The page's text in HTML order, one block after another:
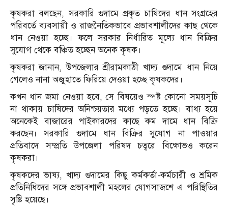
কৃষকরা বলছেন, সরকারি গুদামে প্রকৃত চাষিদের ধান সংগ্রহের
পরিবর্তে ব্যবসায়ী ও রাজনৈতিকভাবে প্রভাবশালীদের কাছ থেকে
ধান নেওয়া হচ্ছে। ফলে সরকার নির্ধারিত মূল্যে ধান বিক্রির
সুযোগ থেকে বঞ্চিত হচ্ছেন অনেক কৃষক।
কৃষকরা জানান, উপজেলার শ্রীরামকাঠী খাদ্য গুদামে ধান নিয়ে
গেলেও নানা অজুহাতে ফিরিয়ে দেওয়া হচ্ছে কৃষকদের।
কখন ধান জমা নেওয়া হবে, সে বিষয়েও স্পষ্ট কোনো সময়সূচি
না থাকায় চাষিদের অনিশ্চয়তার মধ্যে পড়তে হচ্ছে। বাধ্য হয়ে
অনেকেই বাজারের পাইকারদের কাছে কম দামে ধান বিক্রি
করছেন। সরকারি গুদামে ধান বিক্রির সুযোগ না পাওয়ার
প্রতিবাদে সম্প্রতি উপজেলা পরিষদ চত্বরে বিক্ষোভও করেন
কৃষকরা।
কৃষকদের ভাষ্য, খাদ্য গুদামের কিছু কর্মকর্তা-কর্মচারী ও শ্রমিক
প্রতিনিধিদের সঙ্গে প্রভাবশালী মহলের যোগসাজশে এ পরিস্থিতির
সৃষ্টি হয়েছে।